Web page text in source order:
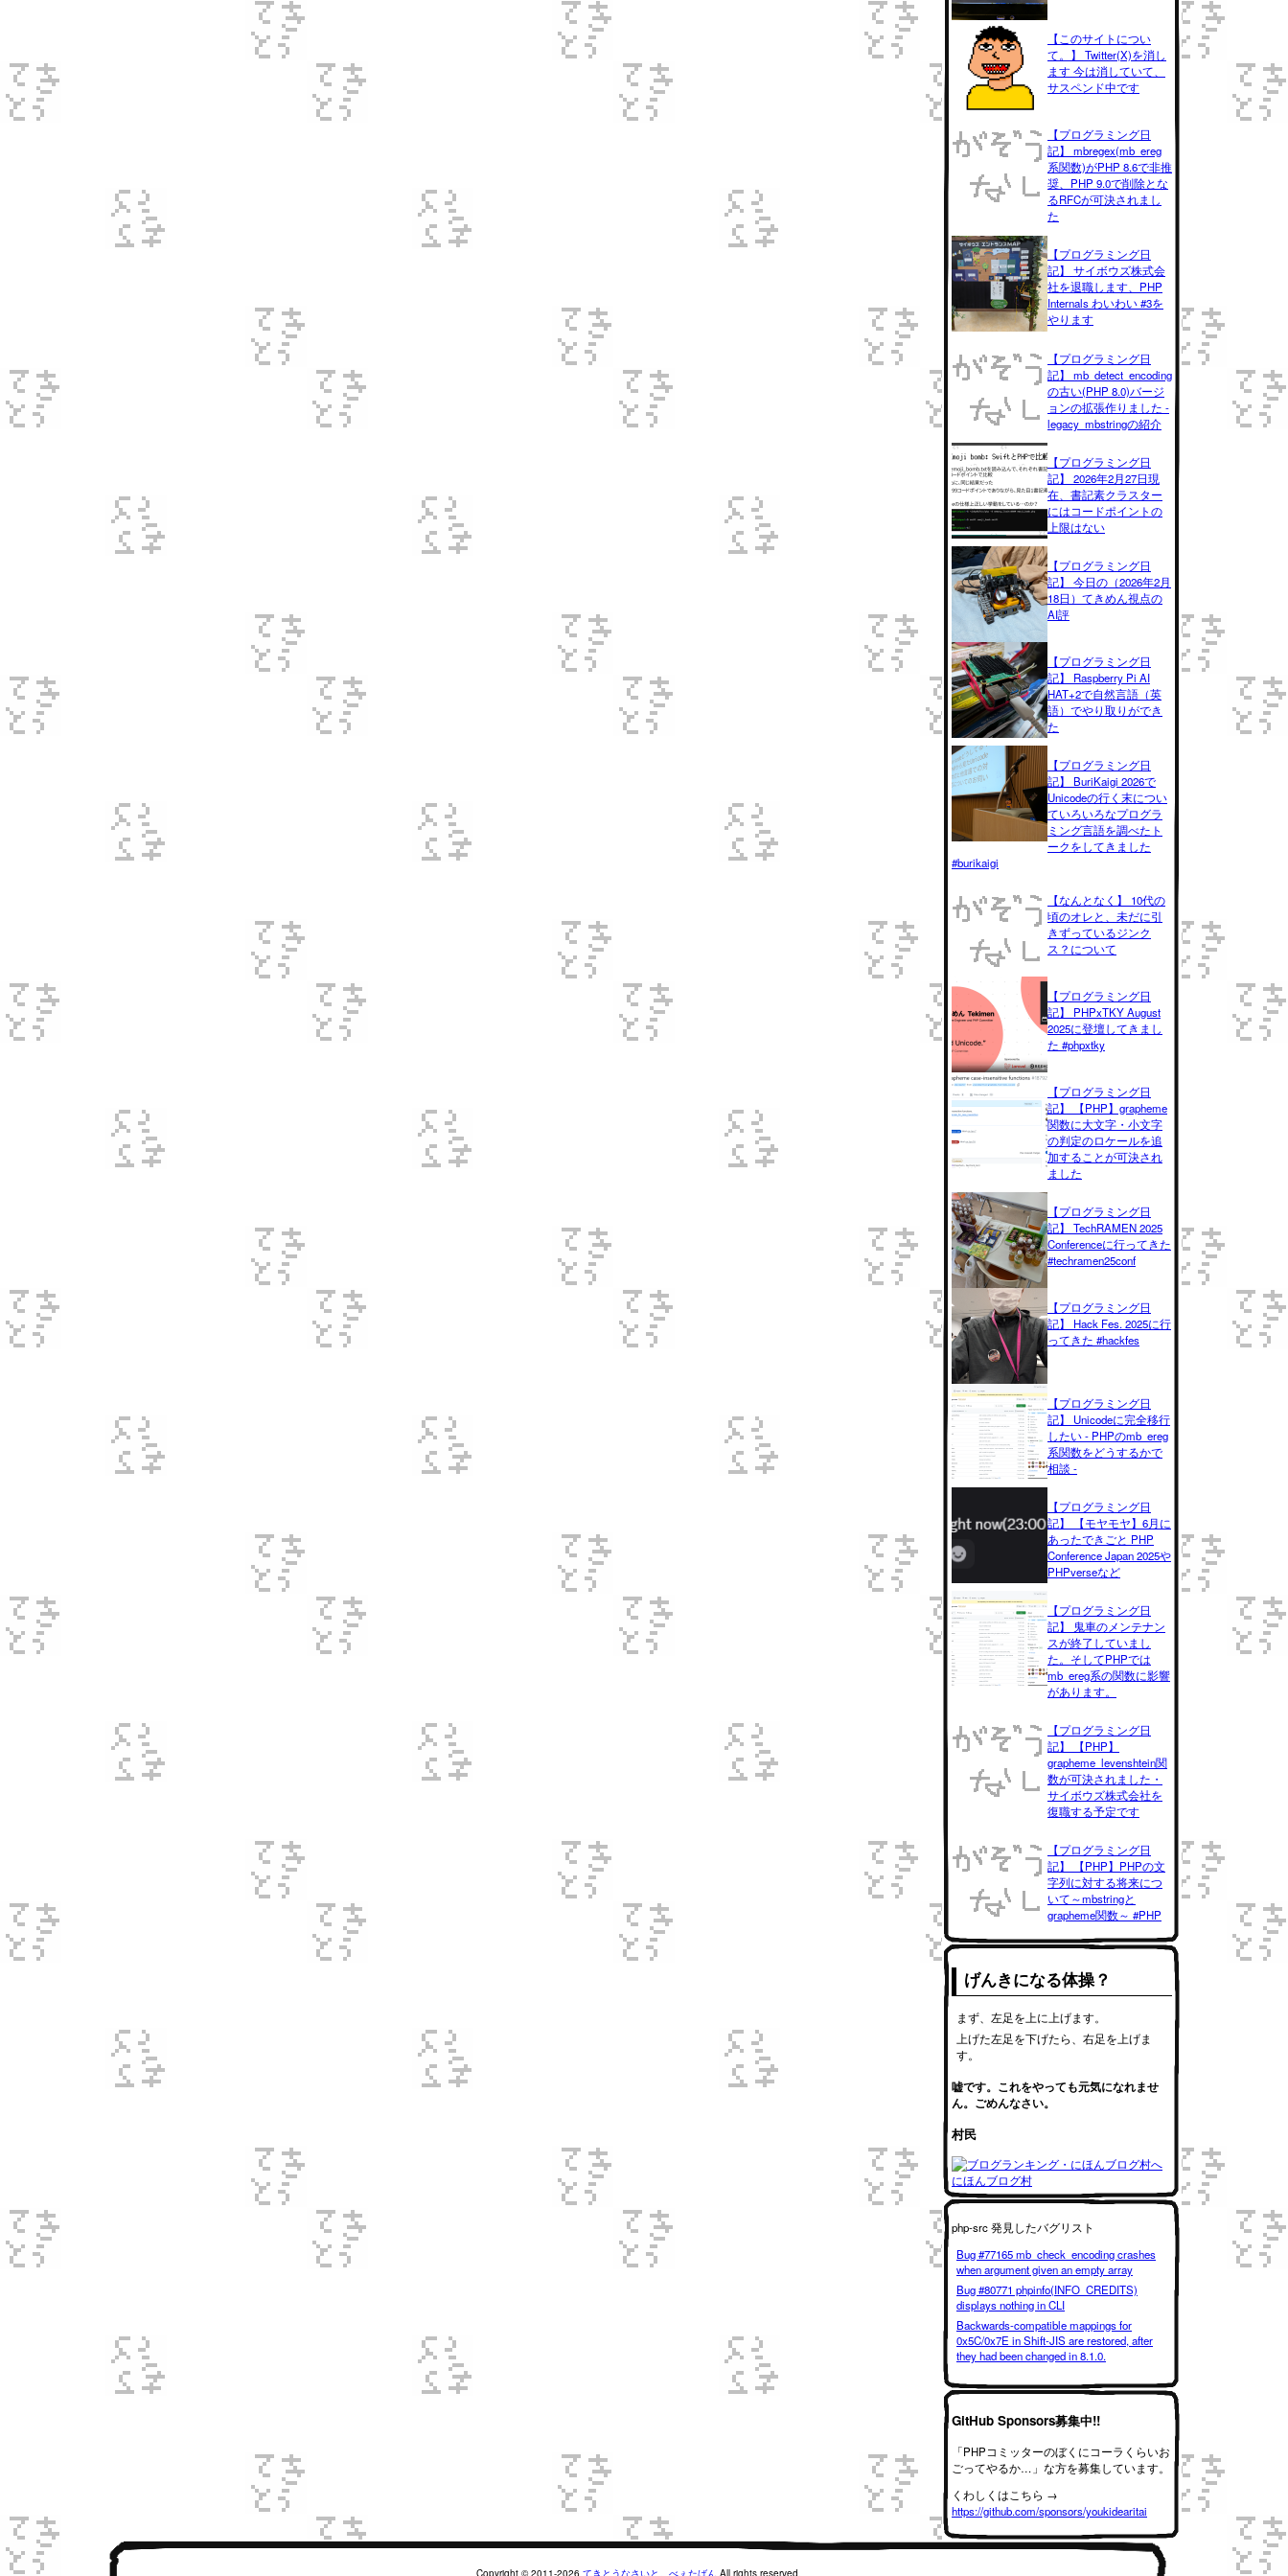
【このサイトについ
て。】 Twitter(X)を消し
ます 今は消していて、
サスペンド中です
【プログラミング日
記】 mbregex(mb_ereg
系関数)がPHP 8.6で非推
奨、PHP 9.0で削除とな
るRFCが可決されまし
た
【プログラミング日
記】 サイボウズ株式会
社を退職します、PHP
Internals わいわい #3を
やります
【プログラミング日
記】 mb_detect_encoding
の古い(PHP 8.0)バージ
ョンの拡張作りました -
legacy_mbstringの紹介
【プログラミング日
記】 2026年2月27日現
在、書記素クラスター
にはコードポイントの
上限はない
【プログラミング日
記】 今日の（2026年2月
18日）てきめん視点の
AI評
【プログラミング日
記】 Raspberry Pi AI
HAT+2で自然言語（英
語）でやり取りができ
た
【プログラミング日
記】 BuriKaigi 2026で
Unicodeの行く末につい
ていろいろなプログラ
ミング言語を調べたト
ークをしてきました
#burikaigi
【なんとなく】 10代の
頃のオレと、未だに引
きずっているジンク
ス？について
【プログラミング日
記】 PHPxTKY August
2025に登壇してきまし
た #phpxtky
【プログラミング日
記】 【PHP】grapheme
関数に大文字・小文字
の判定のロケールを追
加することが可決され
ました
【プログラミング日
記】 TechRAMEN 2025
Conferenceに行ってきた
#techramen25conf
【プログラミング日
記】 Hack Fes. 2025に行
ってきた #hackfes
【プログラミング日
記】 Unicodeに完全移行
したい - PHPのmb_ereg
系関数をどうするかで
相談 -
【プログラミング日
記】 【モヤモヤ】6月に
あったできごと PHP
Conference Japan 2025や
PHPverseなど
【プログラミング日
記】 鬼車のメンテナン
スが終了していまし
た。そしてPHPでは
mb_ereg系の関数に影響
があります。
【プログラミング日
記】 【PHP】
grapheme_levenshtein関
数が可決されました・
サイボウズ株式会社を
復職する予定です
【プログラミング日
記】 【PHP】PHPの文
字列に対する将来につ
いて～mbstringと
grapheme関数～ #PHP
げんきになる体操？
まず、左足を上に上げます。
上げた左足を下げたら、右足を上げま
す。
嘘です。これをやっても元気になれませ
ん。ごめんなさい。
村民
にほんブログ村
php-src 発見したバグリスト
Bug #77165 mb_check_encoding crashes
when argument given an empty array
Bug #80771 phpinfo(INFO_CREDITS)
displays nothing in CLI
Backwards-compatible mappings for
0x5C/0x7E in Shift-JIS are restored, after
they had been changed in 8.1.0.
GitHub Sponsors募集中!!
「PHPコミッターのぼくにコーラくらいお
ごってやるか…」な方を募集しています。
くわしくはこちら →
https://github.com/sponsors/youkidearitai
Copyright © 2011-2026 てきとうなさいと。べぇたばん All rights reserved.